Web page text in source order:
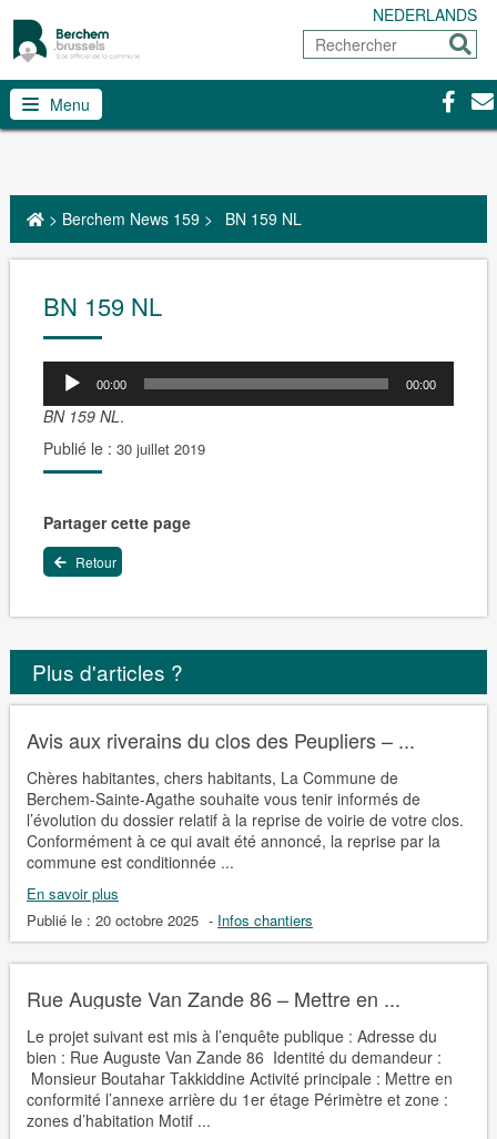
NEDERLANDS
Rechercher
Menu
> Berchem News 159> BN 159 NL
BN 159 NL
00:00 00:00
BN 159 NL.
Publié le : 30 juillet 2019
Partager cette page
Retour
Plus d'articles ?
Avis aux riverains du clos des Peupliers – ...
Chères habitantes, chers habitants, La Commune de
Berchem-Sainte-Agathe souhaite vous tenir informés de
l’évolution du dossier relatif à la reprise de voirie de votre clos.
Conformément à ce qui avait été annoncé, la reprise par la
commune est conditionnée ...
En savoir plus
Publié le : 20 octobre 2025 - Infos chantiers
Rue Auguste Van Zande 86 – Mettre en ...
Le projet suivant est mis à l’enquête publique : Adresse du
bien : Rue Auguste Van Zande 86 Identité du demandeur :
Monsieur Boutahar Takkiddine Activité principale : Mettre en
conformité l’annexe arrière du 1er étage Périmètre et zone :
zones d’habitation Motif ...